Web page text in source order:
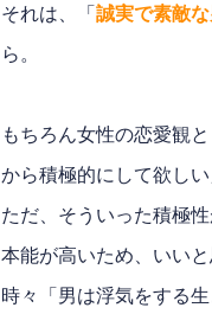
それは、「 誠実で素敵
ら。
もちろん女性の恋愛観
から積極的にして欲し
ただ、そういった積極
本能が高いため、いい
時々「男は浮気をする